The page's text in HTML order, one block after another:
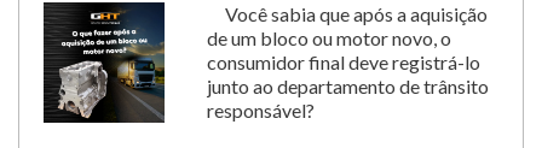
Você sabia que após a aquisição
de um bloco ou motor novo, o
consumidor final deve registrá-lo
junto ao departamento de trânsito
responsável?